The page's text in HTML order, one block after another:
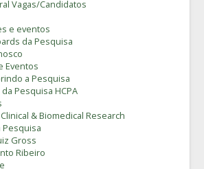
Vagas/Candidatos
e eventos
da Pesquisa
Eventos
a Pesquisa
Pesquisa HCPA
& Biomedical Research
Pesquisa
Gross
Ribeiro